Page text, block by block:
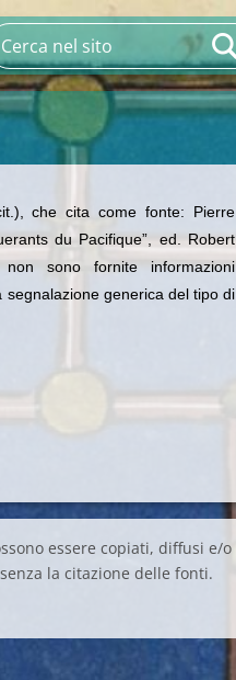
che cita come fonte: Pierre
du Pacifique”, ed. Robert
sono fornite informazioni
generica del tipo di
essere copiati, diffusi e/o
la citazione delle fonti.